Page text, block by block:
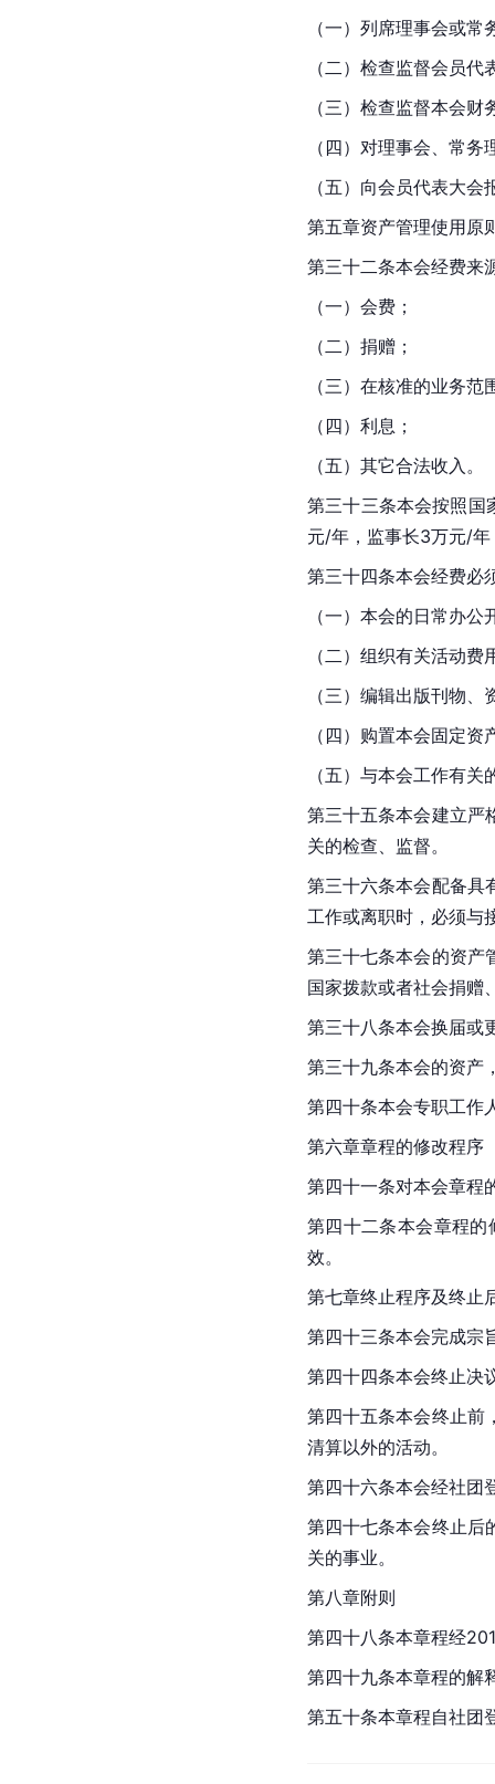
（一）列席理事会或
（二）检查监督会员
（三）检查监督本会财
（四）对理事会、常
（五）向会员代表大
第五章资产管理使用原
第三十二条本会经费来
（一）会费；
（二）捐赠；
（三）在核准的业务
（四）利息；
（五）其它合法收入。
第三十三条本会按照国
元/年，监事长3万元/
第三十四条本会经费必
（一）本会的日常办公
（二）组织有关活动费
（三）编辑出版刊物、
（四）购置本会固定资
（五）与本会工作有
第三十五条本会建立严
关的检查、监督。
第三十六条本会配备具
工作或离职时，必须与
第三十七条本会的资产
国家拨款或者社会捐赠
第三十八条本会换届或
第三十九条本会的资产
第四十条本会专职工作
第六章章程的修改程序
第四十一条对本会章程
第四十二条本会章程
效。
第七章终止程序及终止
第四十三条本会完成宗
第四十四条本会终止决
第四十五条本会终止前
清算以外的活动。
第四十六条本会经社团
第四十七条本会终止后
关的事业。
第八章附则
第四十八条本章程经
第四十九条本章程的解
第五十条本章程自社团